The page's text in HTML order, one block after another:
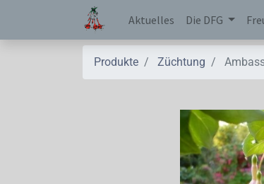
Aktuelles Die DFG
Produkte Züchtung